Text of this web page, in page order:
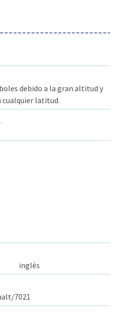
debido a la gran altitud y
cualquier latitud.
inglés
7021